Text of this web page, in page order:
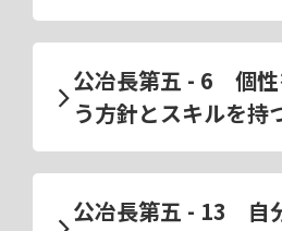
公冶長第五 - 6 個性
う方針とスキルを持
公冶長第五 - 13 自